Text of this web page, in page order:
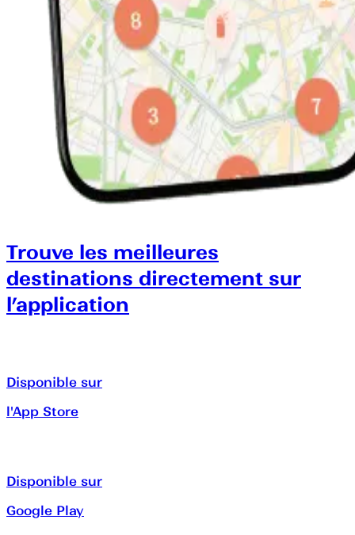
Trouve les meilleures
destinations directement sur
l’application
Disponible sur
l'App Store
Disponible sur
Google Play